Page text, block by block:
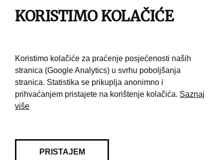
Pravila korištenja
KORISTIMO KOLAČIĆE
Koristimo kolačiće za praćenje posjećenosti naših
stranica (Google Analytics) u svrhu poboljšanja
stranica. Statistika se prikuplja anonimno i
prihvaćanjem pristajete na korištenje kolačića. Saznaj
više
PRISTAJEM